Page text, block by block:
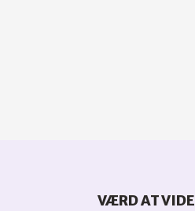
VÆRD AT VIDE